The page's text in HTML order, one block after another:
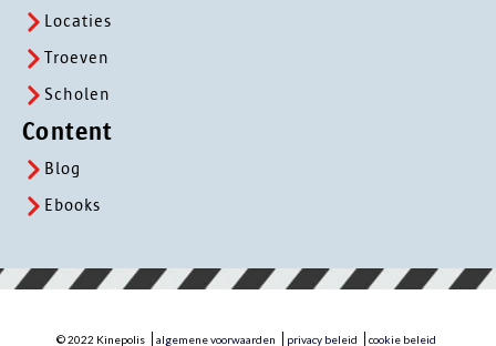
Locaties
Troeven
Scholen
Content
Blog
Ebooks
© 2022 Kinepolis algemene voorwaarden privacy beleid cookie beleid